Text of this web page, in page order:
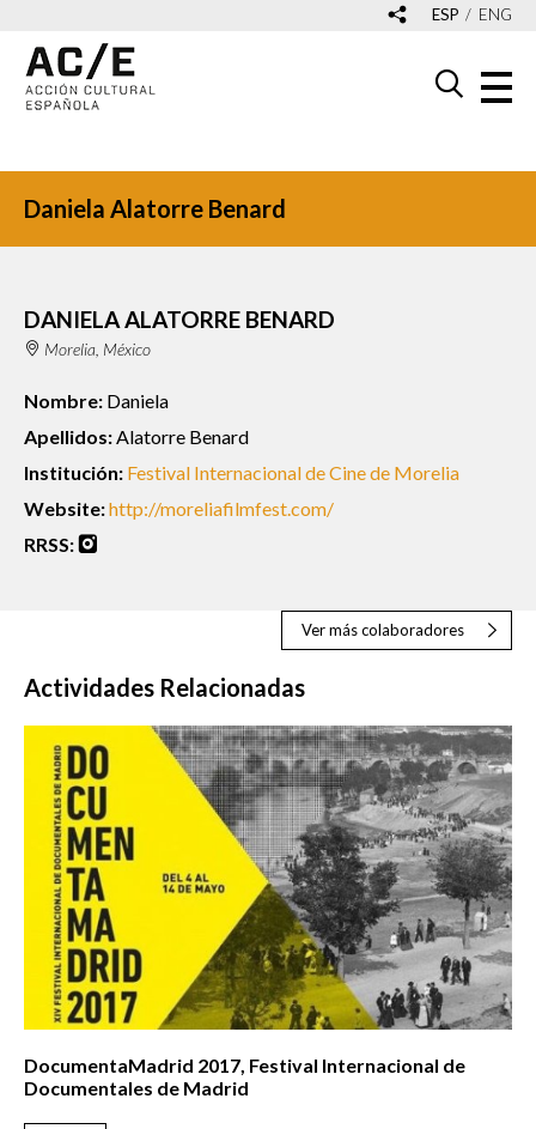
ESP ENG
Daniela Alatorre Benard
DANIELA ALATORRE BENARD
Morelia, México
Nombre: Daniela
Apellidos: Alatorre Benard
Institución: Festival Internacional de Cine de Morelia
Website:http://moreliafilmfest.com/
RRSS:
Ver más colaboradores
Actividades Relacionadas
DocumentaMadrid 2017, Festival Internacional de
Documentales de Madrid